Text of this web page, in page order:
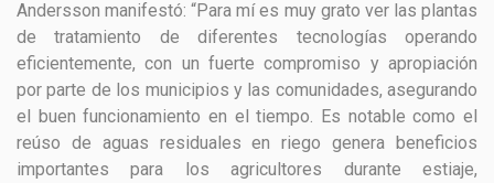
Andersson manifestó: “Para mí es muy grato ver las plantas
de tratamiento de diferentes tecnologías operando
eficientemente, con un fuerte compromiso y apropiación
por parte de los municipios y las comunidades, asegurando
el buen funcionamiento en el tiempo. Es notable como el
reúso de aguas residuales en riego genera beneficios
importantes para los agricultores durante estiaje,